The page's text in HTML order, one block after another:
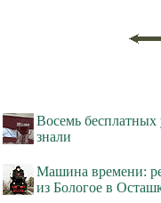
Восемь бесплатных
знали
Машина времени:
из Бологое в